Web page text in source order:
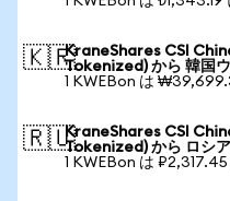
🇰🇷KraneShares CSI
Tokenized) から 韓国
1 KWEBon は
🇷🇺KraneShares CSI
Tokenized) から ロシ
1 KWEBon は ₽2,317.45